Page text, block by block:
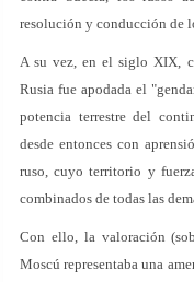
resolución y conducción de
A su vez, en el siglo XIX,
Rusia fue apodada el
potencia terrestre del
desde entonces con
ruso, cuyo territorio y
combinados de todas las
Con ello, la valoración
Moscú representaba una